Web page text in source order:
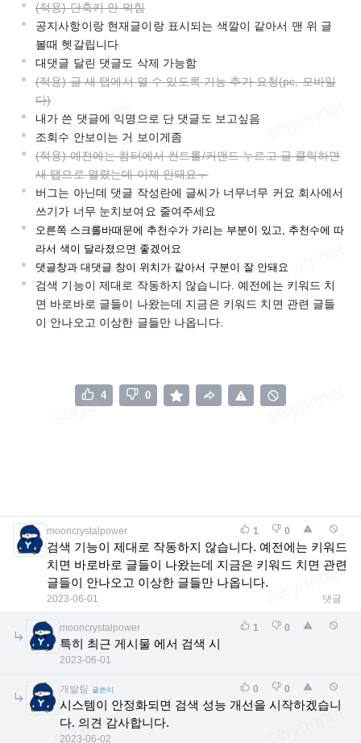
(적용) 단축키 안 먹힘
공지사항이랑 현재글이랑 표시되는 색깔이 같아서 맨 위 글
볼때 헷갈립니다
대댓글 달린 댓글도 삭제 가능함
(적용) 글 새 탭에서 열 수 있도록 기능 추가 요청(pc, 모바일
다)
내가 쓴 댓글에 익명으로 단 댓글도 보고싶음
조회수 안보이는 거 보이게좀
(적용) 예전에는 컴터에서 컨트롤/커맨드 누르고 글 클릭하면
새 탭으로 열렸는데 이제 안돼요ㅜ
버그는 아닌데 댓글 작성란에 글씨가 너무너무 커요 회사에서
쓰기가 너무 눈치보여요 줄여주세요
오른쪽 스크롤바때문에 추천수가 가리는 부분이 있고, 추천수에 따
라서 색이 달라졌으면 좋겠어요
댓글창과 대댓글 창이 위치가 같아서 구분이 잘 안돼요
검색 기능이 제대로 작동하지 않습니다. 예전에는 키워드 치
면 바로바로 글들이 나왔는데 지금은 키워드 치면 관련 글들
이 안나오고 이상한 글들만 나옵니다.
4 0
mooncrystalpower 1 0
검색 기능이 제대로 작동하지 않습니다. 예전에는 키워드
치면 바로바로 글들이 나왔는데 지금은 키워드 치면 관련
글들이 안나오고 이상한 글들만 나옵니다.
2023-06-01 댓글
mooncrystalpower 1 0
특히 최근 게시물 에서 검색 시
2023-06-01
개발팀 글쓴이 0 0
시스템이 안정화되면 검색 성능 개선을 시작하겠습니
다. 의견 감사합니다.
2023-06-02